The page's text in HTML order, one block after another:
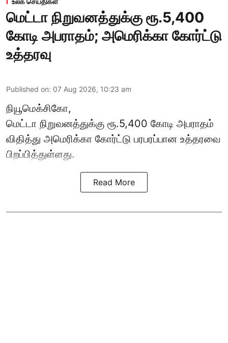
மெட்டா நிறுவனத்துக்கு ரூ.5,400
கோடி அபராதம்; அமெரிக்கா கோர்ட்டு
உத்தரவு
Published on: 07 Aug 2026, 10:23 am
நியூமெக்சிகோ,
மெட்டா நிறுவனத்துக்கு ரூ.5,400 கோடி அபராதம்
விதித்து அமெரிக்கா கோர்ட்டு பரபரப்பான உத்தரவை
பிறப்பித்துள்ளது.
Read More